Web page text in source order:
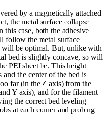
by a magnetically attached
the metal surface collapse
this case, both the adhesive
follow the metal surface
will be optimal. But, unlike with
bed is slightly concave, so will
PEI sheet be. This height
and the center of the bed is
far (in the Z axis) from the
Y axis), and for the filament
the correct bed leveling
at each corner and probing